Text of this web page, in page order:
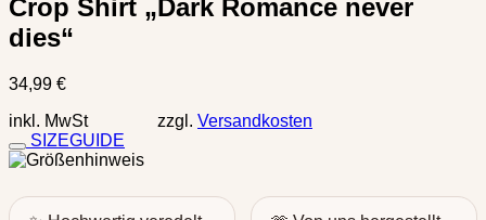
Crop Shirt „Dark Romance never
dies“
34,99 €
inkl. MwSt zzgl. Versandkosten
SIZEGUIDE